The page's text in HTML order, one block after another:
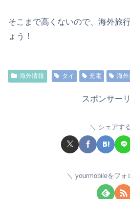
そこまで高くないので、海外旅
ょう！
海外情報 タイ 充電 海
スポンサー
シェアす
yourmobileをフォ